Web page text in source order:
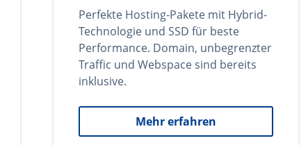
Perfekte Hosting-Pakete mit Hybrid-
Technologie und SSD für beste
Performance. Domain, unbegrenzter
Traffic und Webspace sind bereits
inklusive.
Mehr erfahren